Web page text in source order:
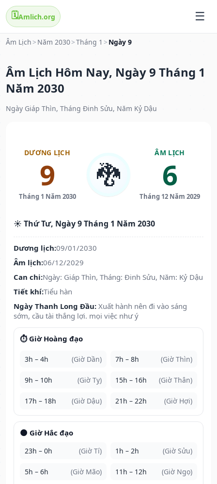
🗓️Amlich.org
Âm Lịch > Năm 2030>Tháng 1 > Ngày 9
Âm Lịch Hôm Nay, Ngày 9 Tháng 1
Năm 2030
Ngày Giáp Thìn, Tháng Đinh Sửu, Năm Kỷ Dậu
DƯƠNG LỊCH
9
Tháng 1 Năm 2030
🐉
ÂM LỊCH
6
Tháng 12 Năm 2029
☀️ Thứ Tư, Ngày 9 Tháng 1 Năm 2030
Dương lịch:09/01/2030
Âm lịch:06/12/2029
Can chi:Ngày: Giáp Thìn, Tháng: Đinh Sửu, Năm: Kỷ Dậu
Tiết khí:Tiểu hàn
Ngày Thanh Long Đầu: Xuất hành nên đi vào sáng
sớm, cầu tài thắng lợi. mọi việc như ý
⏱️ Giờ Hoàng đạo
3h – 4h (Giờ Dần) 7h – 8h (Giờ Thìn)
9h – 10h (Giờ Tỵ) 15h – 16h (Giờ Thân)
17h – 18h (Giờ Dậu) 21h – 22h (Giờ Hợi)
🌑 Giờ Hắc đạo
23h – 0h (Giờ Tí) 1h – 2h (Giờ Sửu)
5h – 6h (Giờ Mão) 11h – 12h (Giờ Ngọ)